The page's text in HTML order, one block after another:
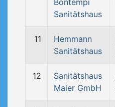
Bontempi
Sanitätshaus
11
Hemmann
Sanitätshaus
12
Sanitätshaus
Maier GmbH